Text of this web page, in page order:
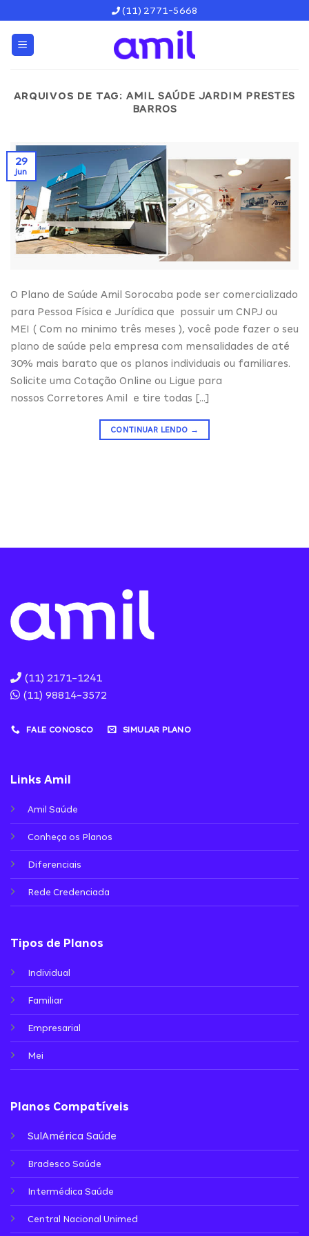
content
(11) 2771-5668
ARQUIVOS DE TAG: AMIL SAÚDE JARDIM PRESTES
BARROS
29
jun
O Plano de Saúde Amil Sorocaba pode ser comercializado
para Pessoa Física e Jurídica que possuir um CNPJ ou
MEI ( Com no minimo três meses ), você pode fazer o seu
plano de saúde pela empresa com mensalidades de até
30% mais barato que os planos individuais ou familiares.
Solicite uma Cotação Online ou Ligue para
nossos Corretores Amil e tire todas […]
CONTINUAR LENDO →
(11) 2171-1241
(11) 98814-3572
FALE CONOSCO SIMULAR PLANO
Links Amil
Amil Saúde
Conheça os Planos
Diferenciais
Rede Credenciada
Tipos de Planos
Individual
Familiar
Empresarial
Mei
Planos Compatíveis
SulAmérica Saúde
Bradesco Saúde
Intermédica Saúde
Central Nacional Unimed